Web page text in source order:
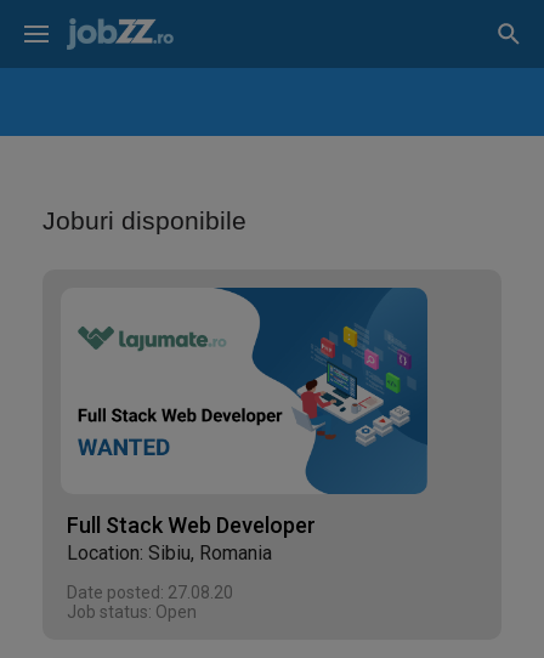
Joburi disponibile
Full Stack Web Developer
Location: Sibiu, Romania
Date posted: 27.08.20
Job status: Open